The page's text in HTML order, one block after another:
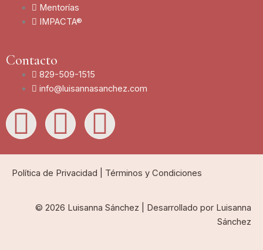
Mentorías
IMPACTA®
Contacto
829-509-1515
info@luisannasanchez.com
L
i
n
k
I
n
s
t
Y
o
u
t
Política de Privacidad Términos y Condiciones
© 2026 Luisanna Sánchez | Desarrollado por Luisanna
Sánchez